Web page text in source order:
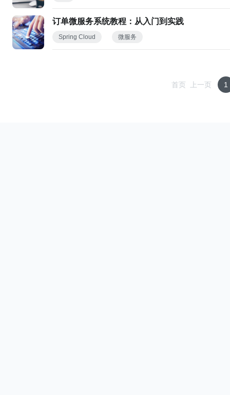
订单微服务系统教程：从入门到实践
Spring Cloud 微服务
首页 上一页 1